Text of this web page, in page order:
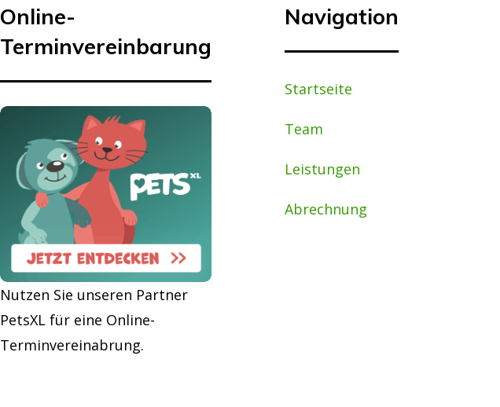
Online-
Terminvereinbarung
Nutzen Sie unseren Partner
PetsXL für eine Online-
Terminvereinabrung.
Navigation
Startseite
Team
Leistungen
Abrechnung